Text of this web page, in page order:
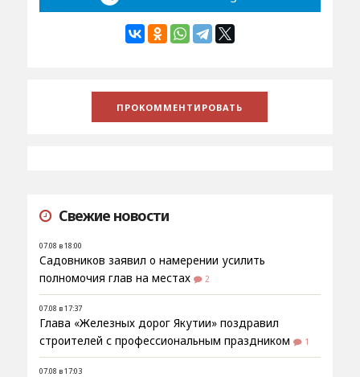
Свежие новости
07.08 в 18:00
Садовников заявил о намерении усилить
полномочия глав на местах
2
07.08 в 17:37
Глава «Железных дорог Якутии» поздравил
строителей с профессиональным праздником
1
07.08 в 17:03